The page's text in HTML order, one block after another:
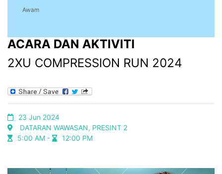
Awam
ACARA DAN AKTIVITI
2XU COMPRESSION RUN 2024
23 Jun 2024
DATARAN WAWASAN, PRESINT 2
5:00 AM -
12:00 PM